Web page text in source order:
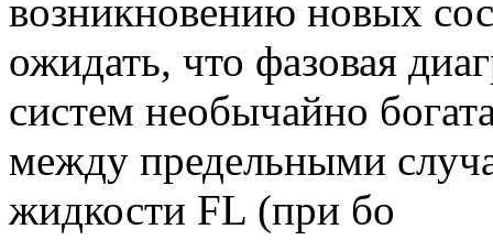
возникновению новых
ожидать, что фазовая
систем необычайно
между предельными
жидкости FL (при бо